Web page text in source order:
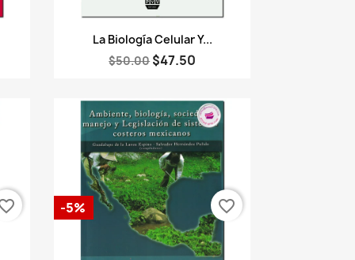
Vista rápida
La Biología Celular Y...
$50.00$47.50
-5% favorite_border